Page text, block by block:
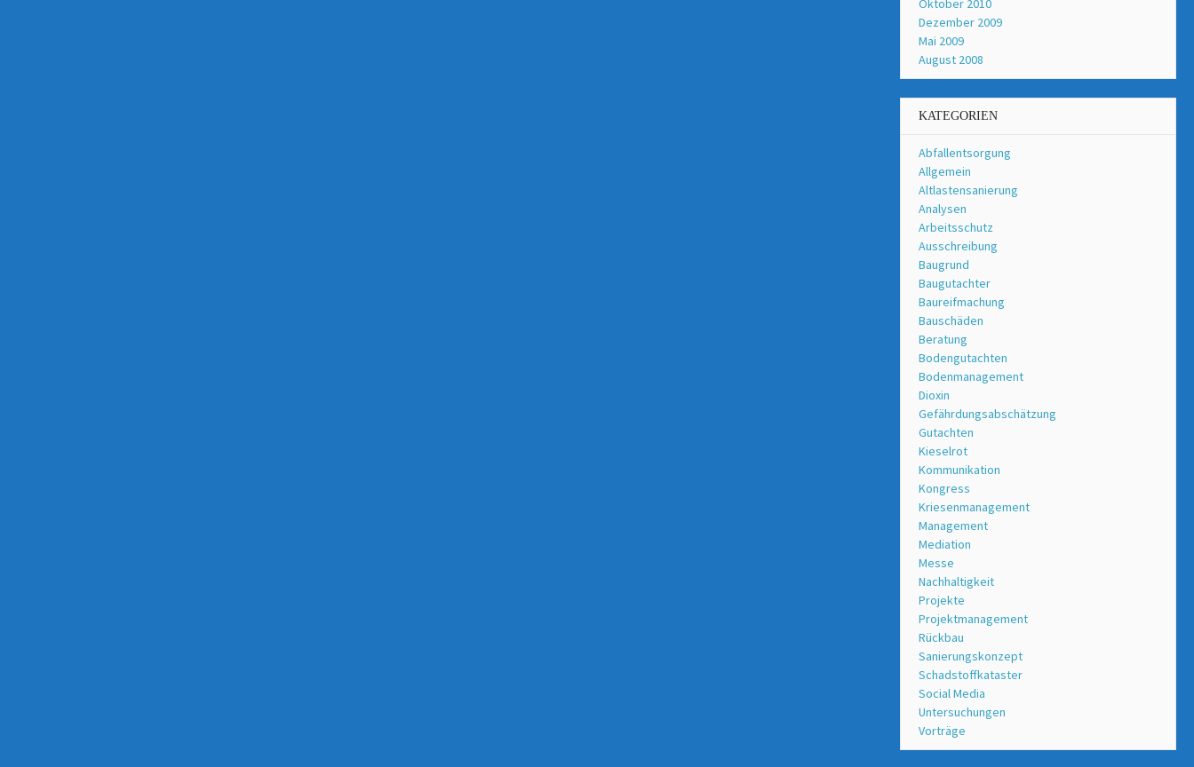
Oktober 2010
Dezember 2009
Mai 2009
August 2008
KATEGORIEN
Abfallentsorgung
Allgemein
Altlastensanierung
Analysen
Arbeitsschutz
Ausschreibung
Baugrund
Baugutachter
Baureifmachung
Bauschäden
Beratung
Bodengutachten
Bodenmanagement
Dioxin
Gefährdungsabschätzung
Gutachten
Kieselrot
Kommunikation
Kongress
Kriesenmanagement
Management
Mediation
Messe
Nachhaltigkeit
Projekte
Projektmanagement
Rückbau
Sanierungskonzept
Schadstoffkataster
Social Media
Untersuchungen
Vorträge